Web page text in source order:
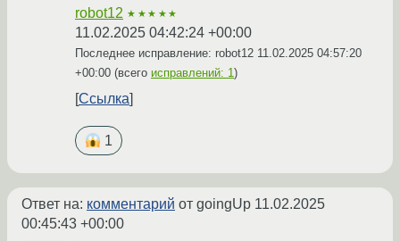
robot12 ★★★★★
11.02.2025 04:42:24 +00:00
Последнее исправление: robot12 11.02.2025 04:57:20
+00:00 (всего исправлений: 1 )
Ссылка
1
Ответ на: комментарий от goingUp 11.02.2025
00:45:43 +00:00